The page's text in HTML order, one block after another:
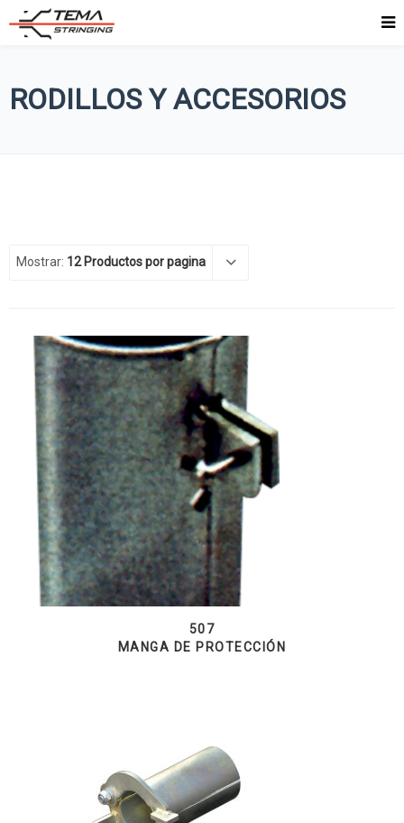
RODILLOS Y ACCESORIOS
Mostrar: 12 Productos por pagina
507
MANGA DE PROTECCIÓN